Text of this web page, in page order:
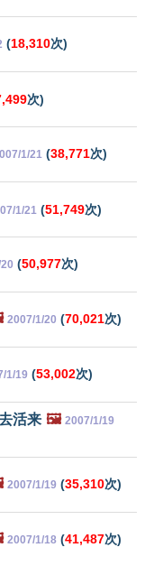
(18,310次)
次)
1/21 (38,771次)
1/21 (51,749次)
(50,977次)
2007/1/20 (70,021次)
1/19 (53,002次)
活来 🖼️ 2007/1/19
2007/1/19 (35,310次)
2007/1/18 (41,487次)